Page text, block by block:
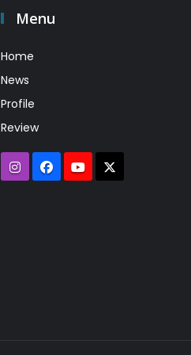
Menu
Home
News
Profile
Review